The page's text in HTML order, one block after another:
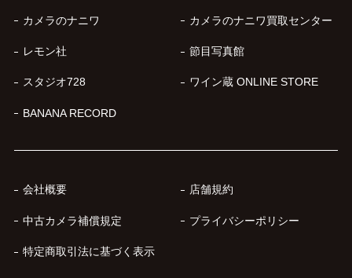
カメラのナニワ カメラのナニワ買取センター
レモン社 節目写真館
スタジオ728 ワイン蔵 ONLINE STORE
BANANA RECORD
会社概要 店舗規約
中古カメラ補償規定 プライバシーポリシー
特定商取引法に基づく表示